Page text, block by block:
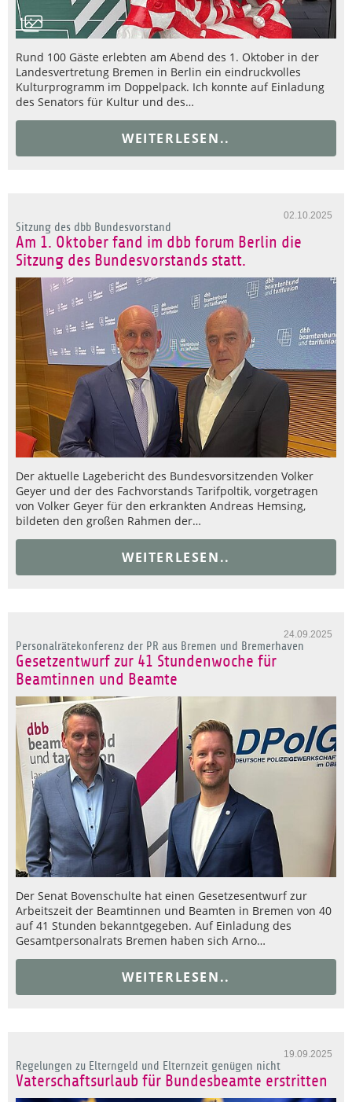
Rund 100 Gäste erlebten am Abend des 1. Oktober in der
Landesvertretung Bremen in Berlin ein eindruckvolles
Kulturprogramm im Doppelpack. Ich konnte auf Einladung
des Senators für Kultur und des…
WEITERLESEN..
02.10.2025
Sitzung des dbb Bundesvorstand
Am 1. Oktober fand im dbb forum Berlin die
Sitzung des Bundesvorstands statt.
Der aktuelle Lagebericht des Bundesvorsitzenden Volker
Geyer und der des Fachvorstands Tarifpoltik, vorgetragen
von Volker Geyer für den erkrankten Andreas Hemsing,
bildeten den großen Rahmen der…
WEITERLESEN..
24.09.2025
Personalrätekonferenz der PR aus Bremen und Bremerhaven
Gesetzentwurf zur 41 Stundenwoche für
Beamtinnen und Beamte
Der Senat Bovenschulte hat einen Gesetzesentwurf zur
Arbeitszeit der Beamtinnen und Beamten in Bremen von 40
auf 41 Stunden bekanntgegeben. Auf Einladung des
Gesamtpersonalrats Bremen haben sich Arno…
WEITERLESEN..
19.09.2025
Regelungen zu Elterngeld und Elternzeit genügen nicht
Vaterschaftsurlaub für Bundesbeamte erstritten